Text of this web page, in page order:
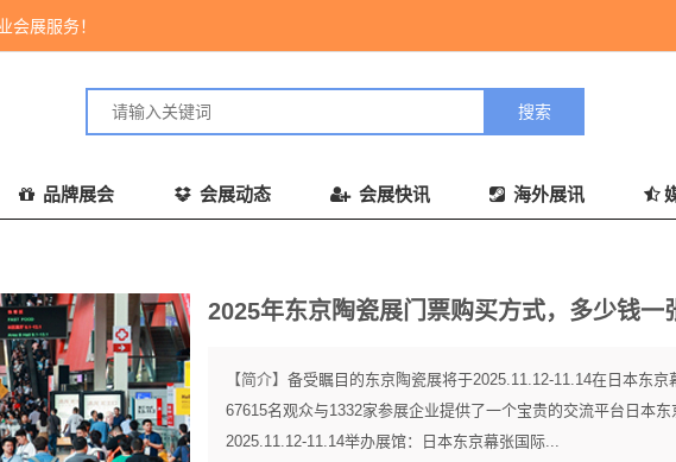
会展服务！
品牌展会 会展动态 会展快讯 海外展讯
2025年东京陶瓷展门票购买方式，多少钱一
【简介】 备受瞩目的东京陶瓷展将于2025.11.12-11.14在日本东
67615名观众与1332家参展企业提供了一个宝贵的交流平台日本东
2025.11.12-11.14举办展馆：日本东京幕张国际...